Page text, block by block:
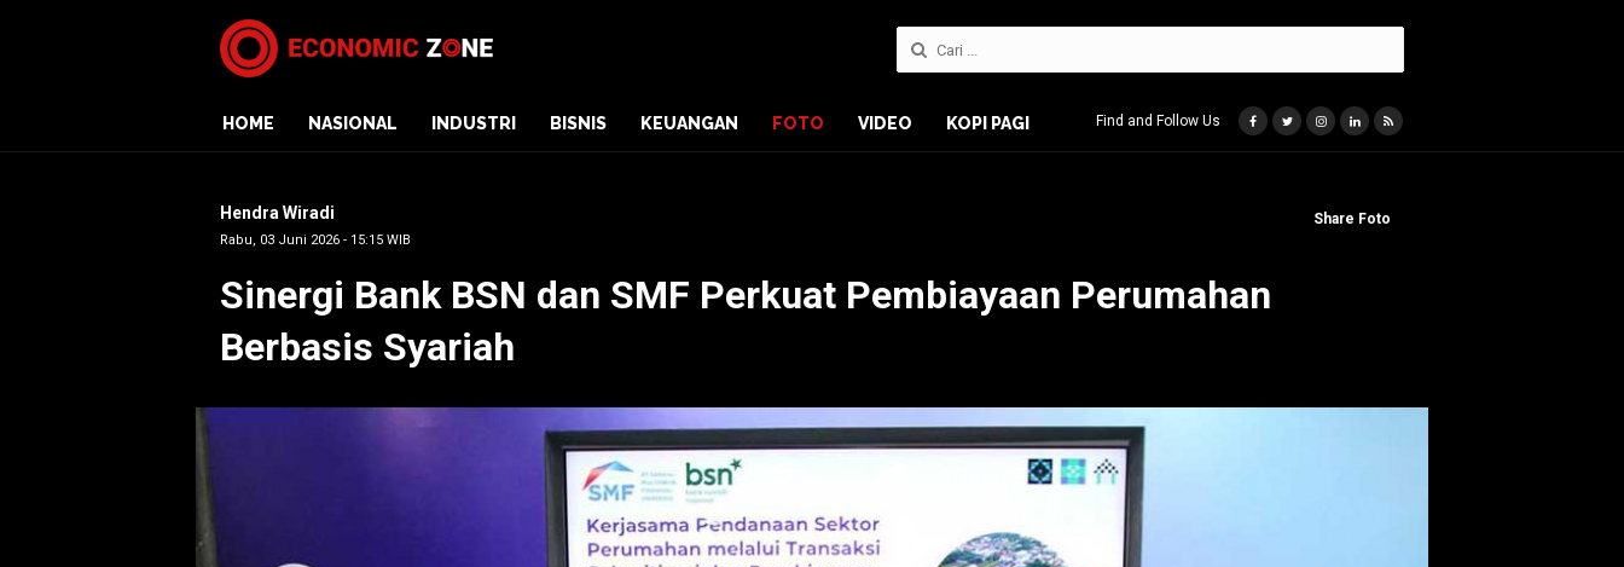
HOME NASIONAL INDUSTRI BISNIS KEUANGAN FOTO VIDEO KOPI PAGI Find and Follow Us
Hendra Wiradi
Rabu, 03 Juni 2026 - 15:15 WIB
Share Foto
Sinergi Bank BSN dan SMF Perkuat Pembiayaan Perumahan
Berbasis Syariah